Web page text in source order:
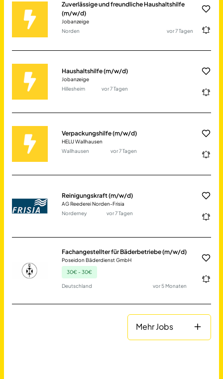
Zuverlässige und freundliche Haushaltshilfe
(m/w/d)
Jobanzeige
Norden
vor 7 Tagen
Haushaltshilfe (m/w/d)
Jobanzeige
Hillesheim
vor 7 Tagen
Verpackungshilfe (m/w/d)
HELU Wallhausen
Wallhausen
vor 7 Tagen
Reinigungskraft (m/w/d)
AG Reederei Norden-Frisia
Norderney
vor 7 Tagen
Fachangestellter für Bäderbetriebe (m/w/d)
Poseidon Bäderdienst GmbH
30€ - 30€
Deutschland vor 5 Monaten
Mehr Jobs